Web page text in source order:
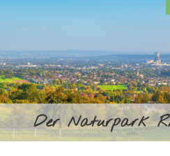
Der Naturpark